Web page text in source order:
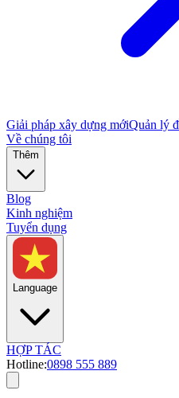
Giải pháp xây dựng mớiQuản lý
Về chúng tôi
Thêm
Blog
Kinh nghiệm
Tuyển dụng
Language
HỢP TÁC
Hotline:0898 555 889